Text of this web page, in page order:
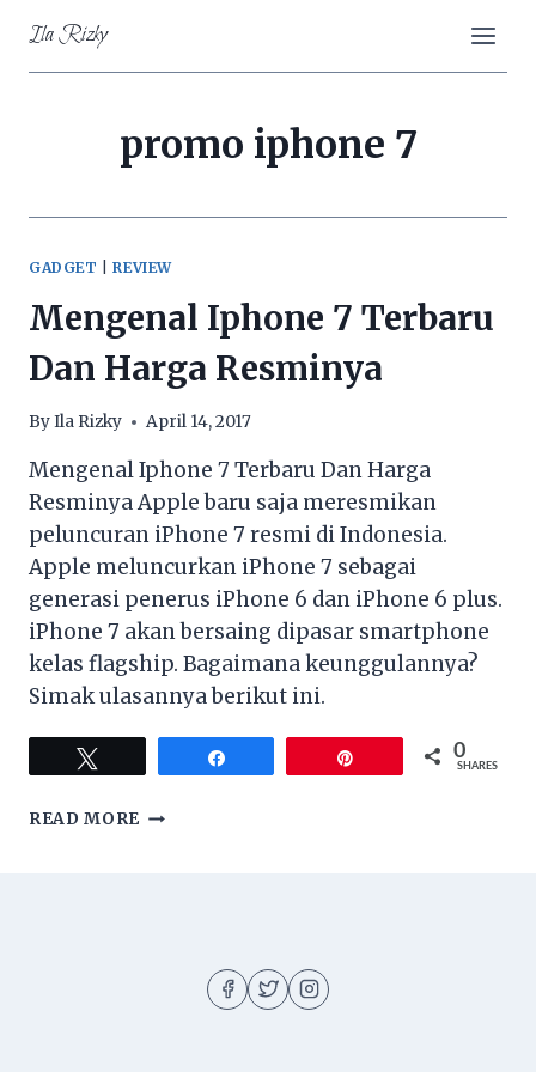
content
Ila Rizky
promo iphone 7
GADGET |REVIEW
Mengenal Iphone 7 Terbaru
Dan Harga Resminya
ByIla Rizky April 14, 2017
Mengenal Iphone 7 Terbaru Dan Harga
Resminya Apple baru saja meresmikan
peluncuran iPhone 7 resmi di Indonesia.
Apple meluncurkan iPhone 7 sebagai
generasi penerus iPhone 6 dan iPhone 6 plus.
iPhone 7 akan bersaing dipasar smartphone
kelas flagship. Bagaimana keunggulannya?
Simak ulasannya berikut ini.
0
SHARES
READ MORE MENGENAL
RESMINYA